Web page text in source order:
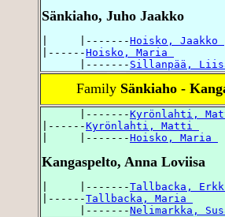
Sänkiaho, Juho Jaakko
|     |-------Hoisko, Jaakko
|------Hoisko, Maria
      |-------
Sillanpää,
Family Sänkiaho -
      |-------
Kyrönlahti,
|------Kyrönlahti, Matti
|     |-------Hoisko, Maria
Kangaspelto, Anna Loviisa
|     |-------Tallbacka,
|------Tallbacka, Maria
      |-------
Nelimarkka,